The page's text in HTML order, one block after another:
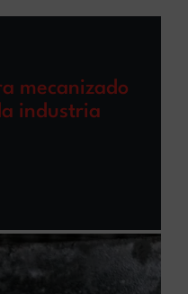
mecanizado
industria